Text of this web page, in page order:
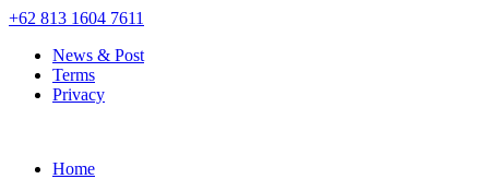
+62 813 1604 7611
News & Post
Terms
Privacy
Home